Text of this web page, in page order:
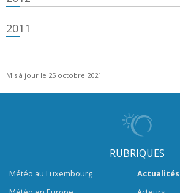
2011
Mis à jour le 25 octobre 2021
RUBRIQUES
Météo au Luxembourg
Actualités